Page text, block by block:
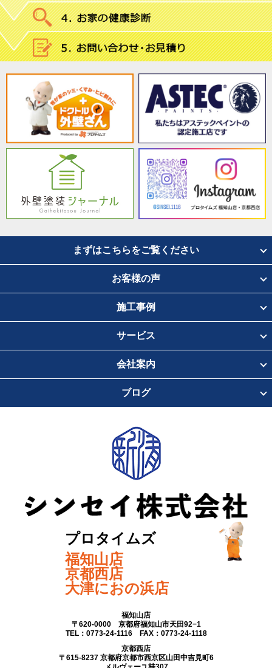
まずはこちらをご覧ください
お客様の声
施工事例
サービス
会社案内
ブログ
プロタイムズ
福知山店
京都西店
大津におの浜店
福知山店
〒620-0000 京都府福知山市天田92−1
TEL：0773-24-1116 FAX：0773-24-1118
京都西店
〒615-8237 京都府京都市西京区山田中吉見町6